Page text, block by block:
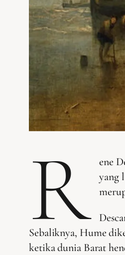
R
ene
yang
Sebaliknya, Hume
ketika dunia Barat